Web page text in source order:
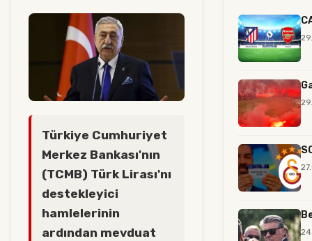
Türkiye Cumhuriyet
Merkez Bankası'nın
(TCMB) Türk Lirası'nı
destekleyici
hamlelerinin
ardından mevduat